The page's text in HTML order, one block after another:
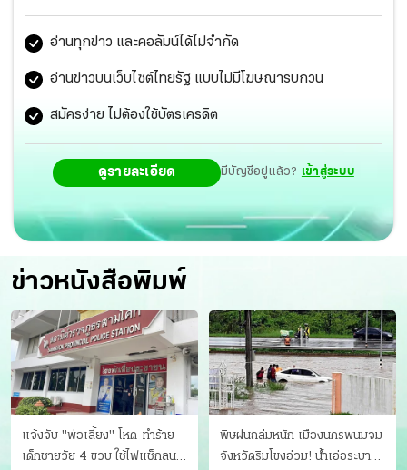
อ่านทุกข่าว และคอลัมน์ได้ไม่จำกัด
อ่านข่าวบนเว็บไซต์ไทยรัฐ แบบไม่มีโฆษณารบกวน
สมัครง่าย ไม่ต้องใช้บัตรเครดิต
ดูรายละเอียด มีบัญชีอยู่แล้ว? เข้าสู่ระบบ
ข่าวหนังสือพิมพ์
แจ้งจับ "พ่อเลี้ยง" โหด-ทําร้าย
เด็กชายวัย 4 ขวบ ใช้ไฟแช็กลน
พิษฝนถล่มหนัก เมืองนครพนมจม
จังหวัดริมโขงอ่วม! นํ้าเอ่อระบาย